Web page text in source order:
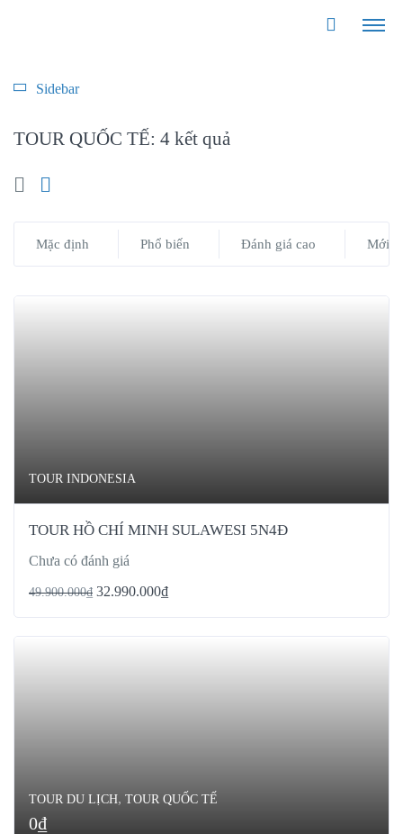
TOUR QUỐC TẾ: 4 kết quả
Mặc định Phổ biến Đánh giá cao Mới
TOUR INDONESIA
TOUR HỒ CHÍ MINH SULAWESI 5N4Đ
Chưa có đánh giá
49.900.000₫ 32.990.000₫
TOUR DU LỊCH, TOUR QUỐC TẾ
0₫
Sidebar